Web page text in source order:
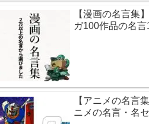
【漫画の名言集
ガ100作品の名言
【アニメの名言
ニメの名言・名